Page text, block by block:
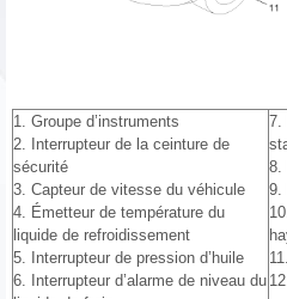
1. Groupe d’instruments
2. Interrupteur de la ceinture de
sécurité
3. Capteur de vitesse du véhicule
4. Émetteur de température du
liquide de refroidissement
5. Interrupteur de pression d’huile
6. Interrupteur d’alarme de niveau du
7.
8.
9.